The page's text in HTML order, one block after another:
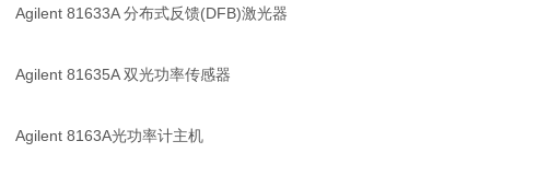
Agilent 81633A 分布式反馈(DFB)激光器
Agilent 81635A 双光功率传感器
Agilent 8163A光功率计主机